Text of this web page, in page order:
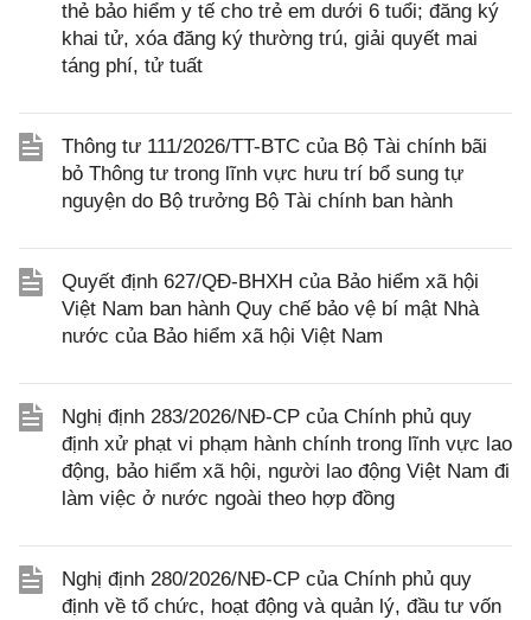
thẻ bảo hiểm y tế cho trẻ em dưới 6 tuổi; đăng ký
khai tử, xóa đăng ký thường trú, giải quyết mai
táng phí, tử tuất
Thông tư 111/2026/TT-BTC của Bộ Tài chính bãi
bỏ Thông tư trong lĩnh vực hưu trí bổ sung tự
nguyện do Bộ trưởng Bộ Tài chính ban hành
Quyết định 627/QĐ-BHXH của Bảo hiểm xã hội
Việt Nam ban hành Quy chế bảo vệ bí mật Nhà
nước của Bảo hiểm xã hội Việt Nam
Nghị định 283/2026/NĐ-CP của Chính phủ quy
định xử phạt vi phạm hành chính trong lĩnh vực lao
động, bảo hiểm xã hội, người lao động Việt Nam đi
làm việc ở nước ngoài theo hợp đồng
Nghị định 280/2026/NĐ-CP của Chính phủ quy
định về tổ chức, hoạt động và quản lý, đầu tư vốn